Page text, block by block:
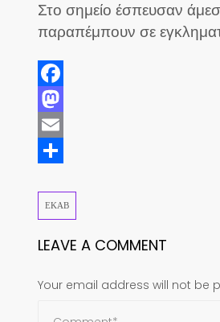
Στο σημείο έσπευσαν
παραπέμπουν σε
Facebook
Mastodon
Email
ΕΚΑΒ
LEAVE A COMMENT
Your email address will not be